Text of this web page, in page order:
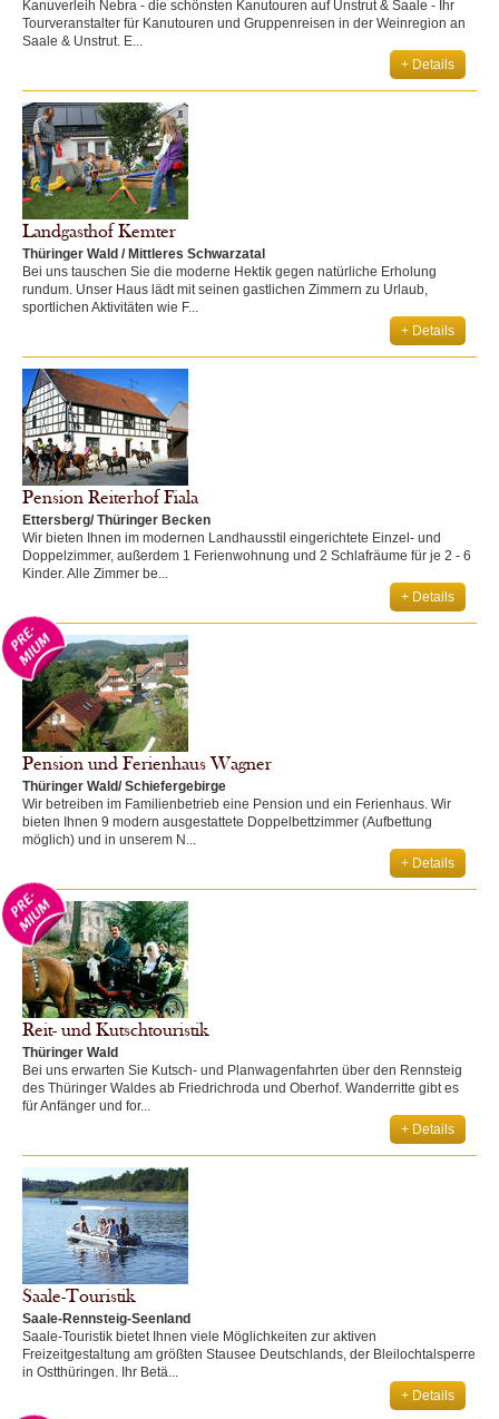
Kanuverleih Nebra - die schönsten Kanutouren auf Unstrut & Saale - Ihr
Tourveranstalter für Kanutouren und Gruppenreisen in der Weinregion an
Saale & Unstrut. E...
+ Details
Landgasthof Kemter
Thüringer Wald / Mittleres Schwarzatal
Bei uns tauschen Sie die moderne Hektik gegen natürliche Erholung
rundum. Unser Haus lädt mit seinen gastlichen Zimmern zu Urlaub,
sportlichen Aktivitäten wie F...
+ Details
Pension Reiterhof Fiala
Ettersberg/ Thüringer Becken
Wir bieten Ihnen im modernen Landhausstil eingerichtete Einzel- und
Doppelzimmer, außerdem 1 Ferienwohnung und 2 Schlafräume für je 2 - 6
Kinder. Alle Zimmer be...
+ Details
Pension und Ferienhaus Wagner
Thüringer Wald/ Schiefergebirge
Wir betreiben im Familienbetrieb eine Pension und ein Ferienhaus. Wir
bieten Ihnen 9 modern ausgestattete Doppelbettzimmer (Aufbettung
möglich) und in unserem N...
+ Details
Reit- und Kutschtouristik
Thüringer Wald
Bei uns erwarten Sie Kutsch- und Planwagenfahrten über den Rennsteig
des Thüringer Waldes ab Friedrichroda und Oberhof. Wanderritte gibt es
für Anfänger und for...
+ Details
Saale-Touristik
Saale-Rennsteig-Seenland
Saale-Touristik bietet Ihnen viele Möglichkeiten zur aktiven
Freizeitgestaltung am größten Stausee Deutschlands, der Bleilochtalsperre
in Ostthüringen. Ihr Betä...
+ Details